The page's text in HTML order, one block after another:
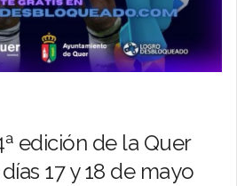
edición de la Quer
17 y 18 de mayo